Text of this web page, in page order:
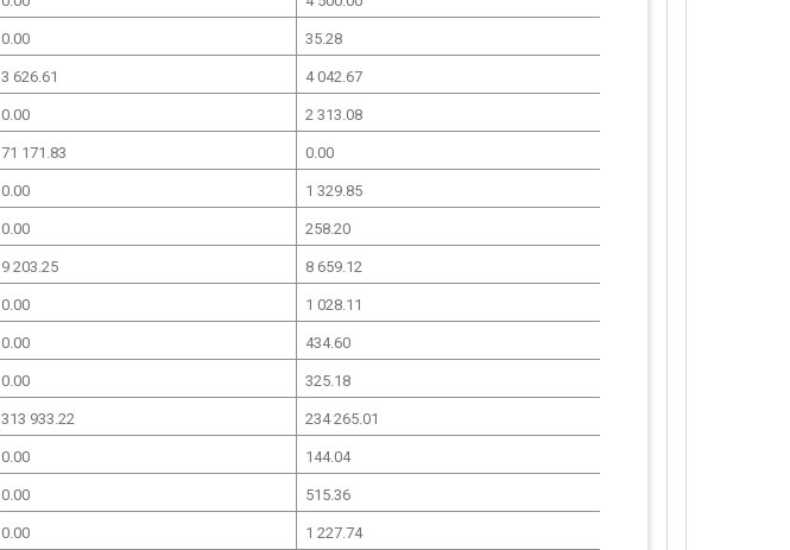
0.00 35.28
3 626.61 4 042.67
0.00 2 313.08
71 171.83 0.00
0.00 1 329.85
0.00 258.20
9 203.25 8 659.12
0.00 1 028.11
0.00 434.60
0.00 325.18
313 933.22 234 265.01
0.00 144.04
0.00 515.36
0.00 1 227.74